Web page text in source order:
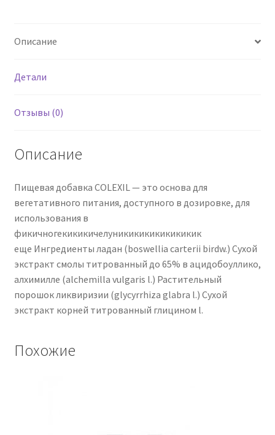
Описание
Детали
Отзывы (0)
Описание
Пищевая добавка COLEXIL — это основа для
вегетативного питания, доступного в дозировке, для
использования в
фикичногекикикичелуникикикикикикикик
еще Ингредиенты ладан (boswellia carterii birdw.) Сухой
экстракт смолы титрованный до 65% в ацидобоуллико,
алхимилле (alchemilla vulgaris l.) Растительный
порошок ликвиризии (glycyrrhiza glabra l.) Сухой
экстракт корней титрованный глицином l.
Похожие